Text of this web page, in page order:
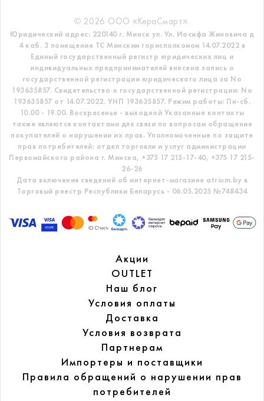
© 2026 ООО «КераСмарт».
Юридический адрес: 220140 г. Минск ул. Ул. Иосифа Жиновича д
4 каб. 3 помещение ТС Минским горисполкомом 14.07.2022 в
Единый государственный регистр юридических лиц и
индивидуальных предпринимателей внесена запись о
государственной регистрации юридического лица за No
193635857. Свидетельство о государственной регистрации: No
193635857 от 14.07.2022. УНП 193635857. Режим работы: Пн-сб.
10.00 - 19.00. Воскресенье - выходной Указанные контакты
также являются контактами для связи по вопросам обращения
покупателей о нарушении их прав. Уполномоченные по защите
прав потребителей: отдел торговли и услуг администрации
Первомайского района г. Минска, +375 17 215-17-40, +375 17 215-
26-26
Дата включения сведений об интернет-магазине atrium.by в
Торговый реестр Республики Беларусь - 06.05.2025 №748434
Акции
OUTLET
Наш блог
Условия оплаты
Доставка
Условия возврата
Партнерам
Импортеры и поставщики
Правила обращений о нарушении прав
потребителей